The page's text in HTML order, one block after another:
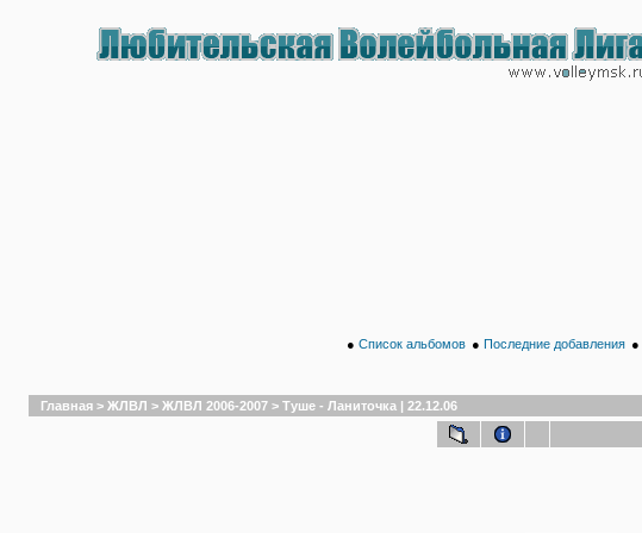
● Список альбомов ● Последние добавления ●
Главная > ЖЛВЛ > ЖЛВЛ 2006-2007 > Туше - Ланиточка | 22.12.06